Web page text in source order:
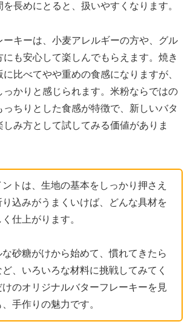
長めにとると、扱いやすくなります。
ーキーは、小麦アレルギーの方や、グル
にも安心して楽しんでもらえます。焼き
に比べてやや重めの食感になりますが、
っかりと感じられます。米粉ならではの
ちりとした食感が特徴で、新しいバタ
み方として試してみる価値がありま
トは、生地の基本をしっかり押さえ
込みがうまくいけば、どんな具材を
仕上がります。
砂糖がけから始めて、慣れてきたら
、いろいろな材料に挑戦してみてく
のオリジナルバターフレーキーを見
手作りの魅力です。